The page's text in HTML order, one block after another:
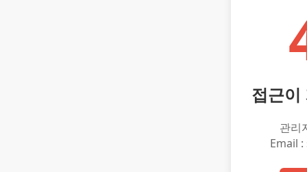
접근이
관리
Email